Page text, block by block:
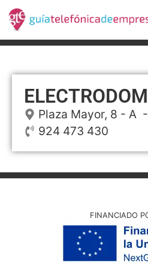
Plaza Mayor, 8 - A
924 473 430
FINANCIADO